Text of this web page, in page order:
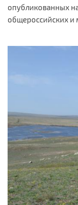
опубликованных
общероссийских